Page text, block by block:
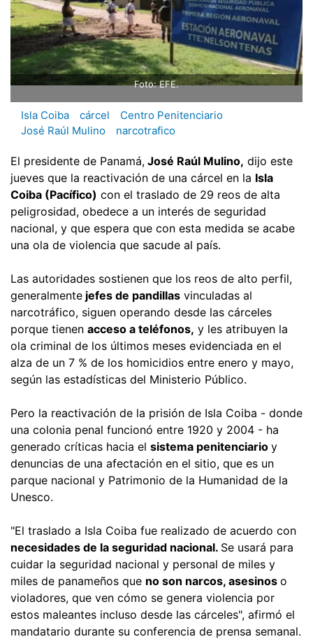
Foto: EFE.
Isla Coiba cárcel
Centro Penitenciario
José Raúl Mulino
narcotrafico
El presidente de Panamá, José Raúl Mulino, dijo este
jueves que la reactivación de una cárcel en la Isla
Coiba (Pacífico) con el traslado de 29 reos de alta
peligrosidad, obedece a un interés de seguridad
nacional, y que espera que con esta medida se acabe
una ola de violencia que sacude al país.
Las autoridades sostienen que los reos de alto perfil,
generalmente jefes de pandillas vinculadas al
narcotráfico, siguen operando desde las cárceles
porque tienen acceso a teléfonos, y les atribuyen la
ola criminal de los últimos meses evidenciada en el
alza de un 7 % de los homicidios entre enero y mayo,
según las estadísticas del Ministerio Público.
Pero la reactivación de la prisión de Isla Coiba - donde
una colonia penal funcionó entre 1920 y 2004 - ha
generado críticas hacia el sistema penitenciario y
denuncias de una afectación en el sitio, que es un
parque nacional y Patrimonio de la Humanidad de la
Unesco.
"El traslado a Isla Coiba fue realizado de acuerdo con
necesidades de la seguridad nacional. Se usará para
cuidar la seguridad nacional y personal de miles y
miles de panameños que no son narcos, asesinos o
violadores, que ven cómo se genera violencia por
estos maleantes incluso desde las cárceles", afirmó el
mandatario durante su conferencia de prensa semanal.